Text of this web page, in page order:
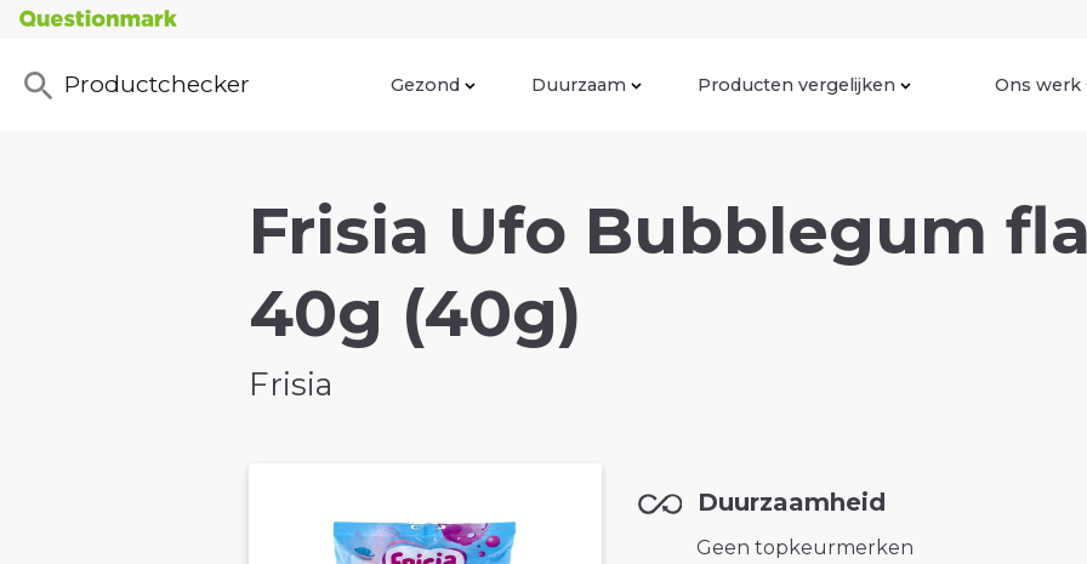
Productchecker Gezond Duurzaam Producten vergelijken Ons werk
Frisia Ufo Bubblegum
40g (40g)
Frisia
Duurzaamheid
Geen topkeurmerken